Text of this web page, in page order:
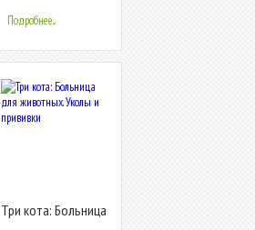
мира!
Подробнее...
Три кота: Больница